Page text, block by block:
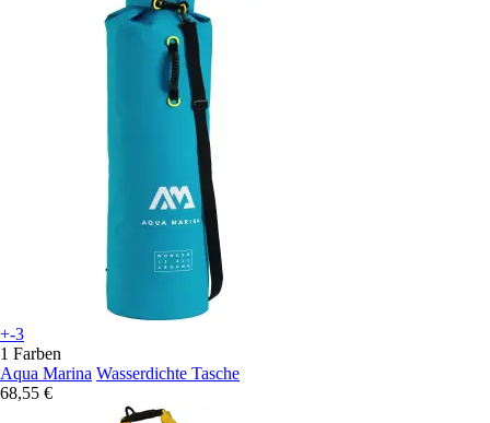
+-3
1 Farben
Aqua Marina Wasserdichte Tasche
68,55 €